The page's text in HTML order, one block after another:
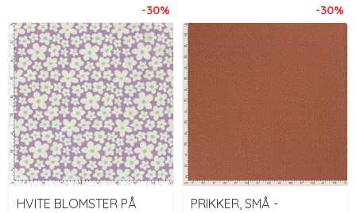
-30%
HVITE BLOMSTER PÅ
-30%
PRIKKER, SMÅ -